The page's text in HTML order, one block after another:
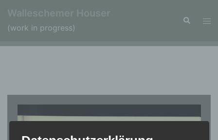
springen
(work in progress)
Suche